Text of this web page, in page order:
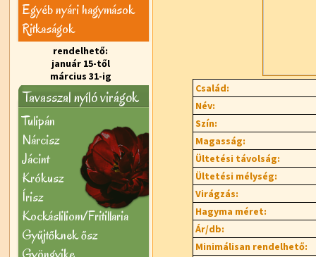
Egyéb nyári hagymások
Ritkaságok
rendelhető:
január 15-től
március 31-ig
Tavasszal nyíló virágok
Tulipán
Nárcisz
Jácint
Krókusz
Írisz
Kockásliliom/Fritillaria
Gyűjtőknek ősz
Család:
Név:
Szín:
Magasság:
Ültetési távolság:
Ültetési mélység:
Virágzás:
Hagyma méret:
Ár/db:
Minimálisan rendelhető: